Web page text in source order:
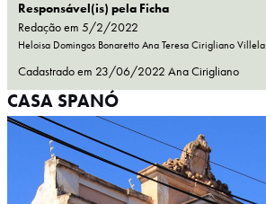
Responsável(is) pela Ficha
Redação em 5/2/2022
Heloisa Domingos BonarettoAna Teresa Cirigliano Villela
Cadastrado em 23/06/2022 Ana Cirigliano
CASA SPANÓ